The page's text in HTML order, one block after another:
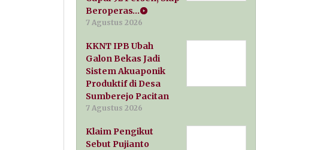
Beroperas…
7 Agustus 2026
KKNT IPB Ubah
Galon Bekas Jadi
Sistem Akuaponik
Produktif di Desa
Sumberejo Pacitan
7 Agustus 2026
Klaim Pengikut
Sebut Pujianto